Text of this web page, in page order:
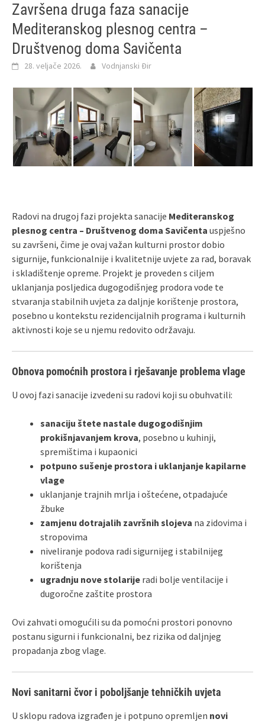
Završena druga faza sanacije
Mediteranskog plesnog centra –
Društvenog doma Savičenta
28. veljače 2026. Vodnjanski Đir
Radovi na drugoj fazi projekta sanacije Mediteranskog
plesnog centra – Društvenog doma Savičenta uspješno
su završeni, čime je ovaj važan kulturni prostor dobio
sigurnije, funkcionalnije i kvalitetnije uvjete za rad, boravak
i skladištenje opreme. Projekt je proveden s ciljem
uklanjanja posljedica dugogodišnjeg prodora vode te
stvaranja stabilnih uvjeta za daljnje korištenje prostora,
posebno u kontekstu rezidencijalnih programa i kulturnih
aktivnosti koje se u njemu redovito održavaju.
Obnova pomoćnih prostora i rješavanje problema vlage
U ovoj fazi sanacije izvedeni su radovi koji su obuhvatili:
sanaciju štete nastale dugogodišnjim
prokišnjavanjem krova, posebno u kuhinji,
spremištima i kupaonici
potpuno sušenje prostora i uklanjanje kapilarne
vlage
uklanjanje trajnih mrlja i oštećene, otpadajuće
žbuke
zamjenu dotrajalih završnih slojeva na zidovima i
stropovima
niveliranje podova radi sigurnijeg i stabilnijeg
korištenja
ugradnju nove stolarije radi bolje ventilacije i
dugoročne zaštite prostora
Ovi zahvati omogućili su da pomoćni prostori ponovno
postanu sigurni i funkcionalni, bez rizika od daljnjeg
propadanja zbog vlage.
Novi sanitarni čvor i poboljšanje tehničkih uvjeta
U sklopu radova izgrađen je i potpuno opremljen novi